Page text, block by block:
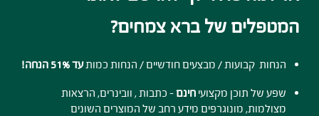
המטפלים של ברא צמחים?
הנחות קבועות / מבצעים חודשיים / הנחות כמותעד 51% הנחה!
שפע של תוכן מקצועיחינם- כתבות , וובינרים, הרצאות
מצולמות, מונוגרפים מידע רחב של המוצרים השונים